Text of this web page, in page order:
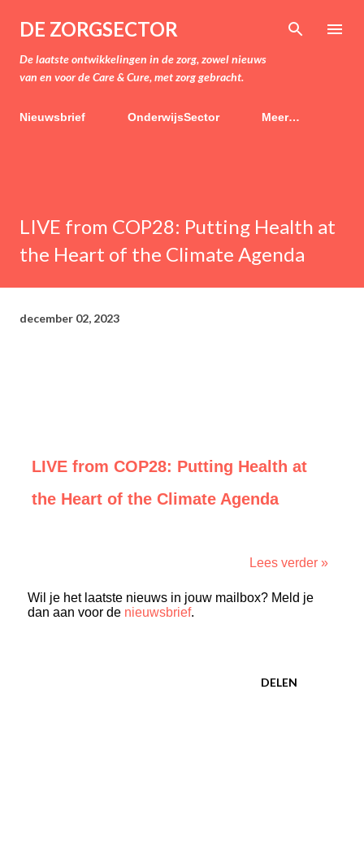
Doorgaan naar hoofdcontent
DE ZORGSECTOR
De laatste ontwikkelingen in de zorg, zowel nieuws
van en voor de Care & Cure, met zorg gebracht.
Nieuwsbrief OnderwijsSector Meer…
LIVE from COP28: Putting Health at
the Heart of the Climate Agenda
december 02, 2023
LIVE from COP28: Putting Health at
the Heart of the Climate Agenda
Lees verder »
Wil je het laatste nieuws in jouw mailbox? Meld je
dan aan voor de nieuwsbrief.
DELEN